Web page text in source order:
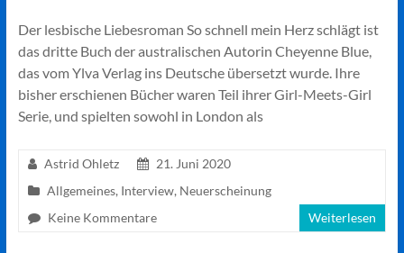
Der lesbische Liebesroman So schnell mein Herz schlägt ist
das dritte Buch der australischen Autorin Cheyenne Blue,
das vom Ylva Verlag ins Deutsche übersetzt wurde. Ihre
bisher erschienen Bücher waren Teil ihrer Girl-Meets-Girl
Serie, und spielten sowohl in London als
Astrid Ohletz
21. Juni 2020
Allgemeines, Interview, Neuerscheinung
Keine Kommentare
Weiterlesen